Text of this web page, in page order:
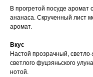
В прогретой посуде аромат
ананаса. Скрученный лист
аромат.
Вкус
Настой прозрачный,
светлого фуцзяньского
нотой.